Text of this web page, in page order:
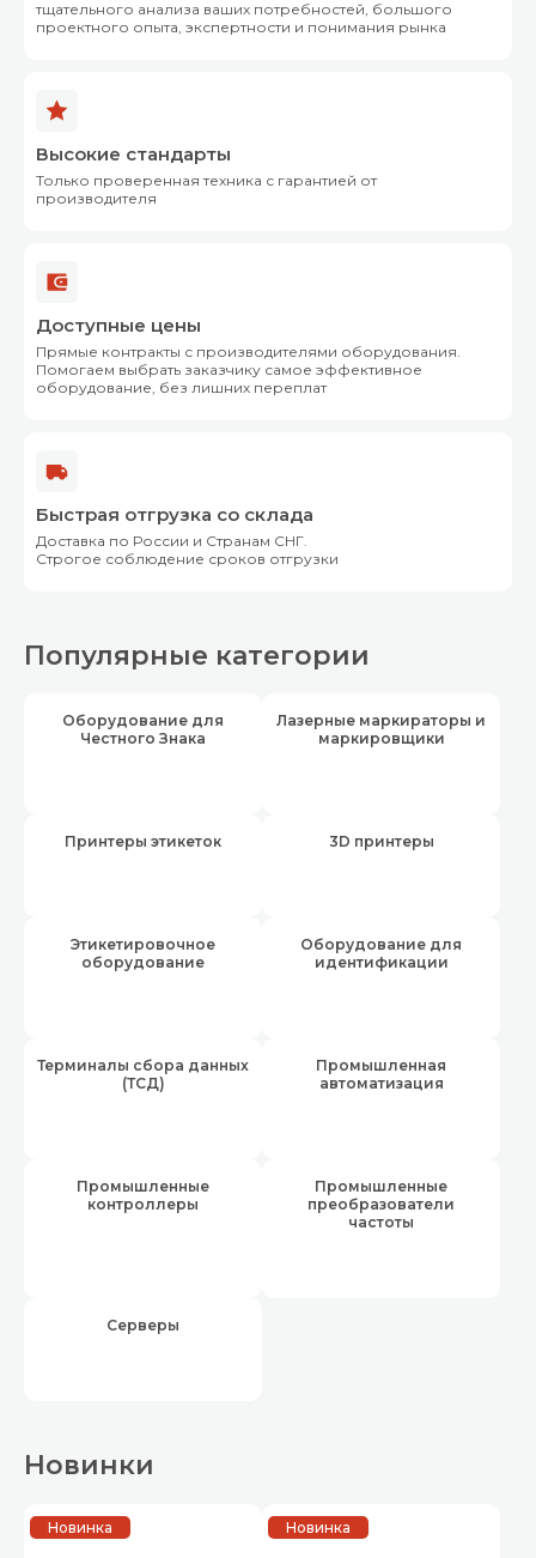
тщательного анализа ваших потребностей, большого
проектного опыта, экспертности и понимания рынка
Высокие стандарты
Только проверенная техника с гарантией от
производителя
Доступные цены
Прямые контракты с производителями оборудования.
Помогаем выбрать заказчику самое эффективное
оборудование, без лишних переплат
Быстрая отгрузка со склада
Доставка по России и Странам СНГ.
Строгое соблюдение сроков отгрузки
Популярные категории
Оборудование для
Честного Знака
Лазерные маркираторы и
маркировщики
Принтеры этикеток 3D принтеры
Этикетировочное
оборудование
Оборудование для
идентификации
Терминалы сбора данных
(ТСД)
Промышленная
автоматизация
Промышленные
контроллеры
Промышленные
преобразователи
частоты
Серверы
Новинки
Новинка Новинка